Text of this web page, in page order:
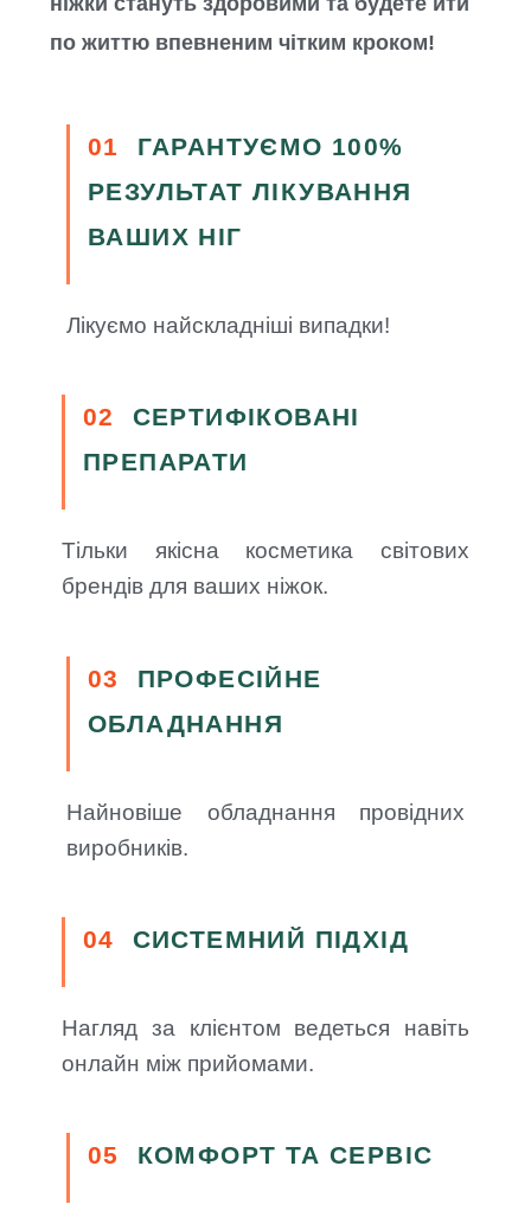
по життю впевненим чітким кроком!
01
ГАРАНТУЄМО 100%
РЕЗУЛЬТАТ ЛІКУВАННЯ
ВАШИХ НІГ
Лікуємо найскладніші випадки!
02
СЕРТИФІКОВАНІ
ПРЕПАРАТИ
Тільки якісна косметика світових
брендів для ваших ніжок.
03 ПРОФЕСІЙНЕ
ОБЛАДНАННЯ
Найновіше обладнання провідних
виробників.
04 СИСТЕМНИЙ ПІДХІД
Нагляд за клієнтом ведеться навіть
онлайн між прийомами.
05 КОМФОРТ ТА СЕРВІС